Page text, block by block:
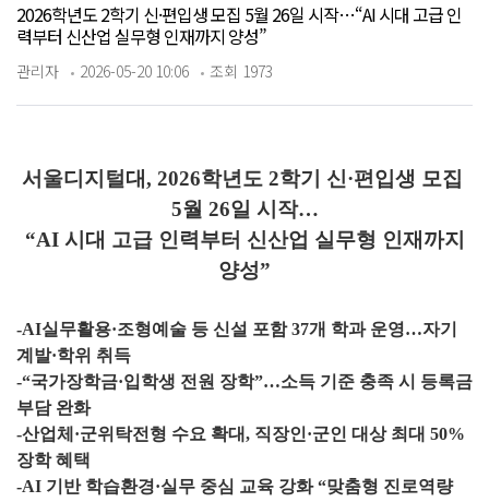
2026학년도 2학기 신·편입생 모집 5월 26일 시작…“AI 시대 고급 인
력부터 신산업 실무형 인재까지 양성”
관리자 2026-05-20 10:06 조회 1973
서울디지털대, 2026학년도 2학기 신·편입생 모집
5월 26일 시작…
“AI 시대 고급 인력부터 신산업 실무형 인재까지
양성”
-AI실무활용·조형예술 등 신설 포함 37개 학과 운영…자기
계발·학위 취득
-“국가장학금·입학생 전원 장학”…소득 기준 충족 시 등록금
부담 완화
-산업체·군위탁전형 수요 확대, 직장인·군인 대상 최대 50%
장학 혜택
-AI 기반 학습환경·실무 중심 교육 강화 “맞춤형 진로역량